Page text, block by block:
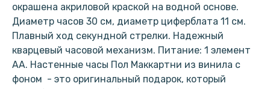
окрашена акриловой краской на водной основе.
Диаметр часов 30 см, диаметр циферблата 11 см.
Плавный ход секундной стрелки. Надежный
кварцевый часовой механизм. Питание: 1 элемент
АА. Настенные часы Пол Маккартни из винила с
фоном - это оригинальный подарок, который